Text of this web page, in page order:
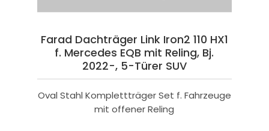
Farad Dachträger Link Iron2 110 HX1
f. Mercedes EQB mit Reling, Bj.
2022-, 5-Türer SUV
Oval Stahl Komplettträger Set f. Fahrzeuge
mit offener Reling